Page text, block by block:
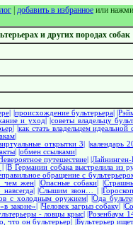
| добавить в избранное или
и других породах собак
|происхождение бультерьера|
и уход| |советы владельцу
|как стать владельцем идеальной
открытки 3| |календарь
|обмен ссылками|
путешествие|
|В Германии собака выстрелила из
обращение с бультерьером
чем жен| |Опасные собаки|
|Слышим звон… |
с холодным оружием| |Ода
законе»| |Человек загрыз собаку|
- ловцы крыс| |Розенбаум
что он бультерьер| |Бультерьер